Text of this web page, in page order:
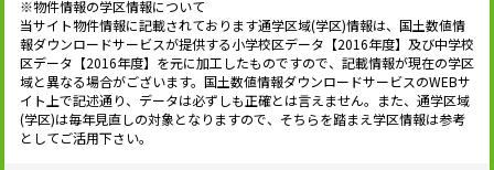
※物件情報の学区情報について
当サイト物件情報に記載されております通学区域(学区)情報は、国土数値情
報ダウンロードサービスが提供する小学校区データ【2016年度】及び中学校
区データ【2016年度】を元に加工したものですので、記載情報が現在の学区
域と異なる場合がございます。国土数値情報ダウンロードサービスのWEBサ
イト上で記述通り、データは必ずしも正確とは言えません。また、通学区域
(学区)は毎年見直しの対象となりますので、そちらを踏まえ学区情報は参考
としてご活用下さい。